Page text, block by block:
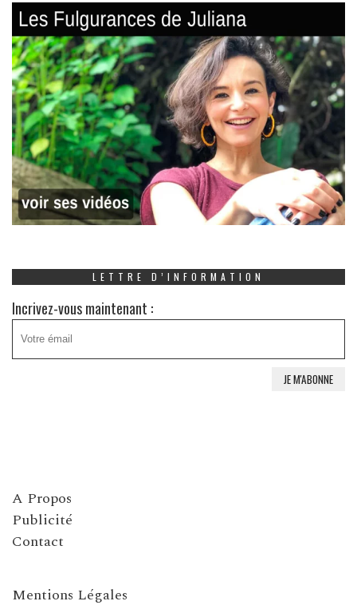
LETTRE D’INFORMATION
Incrivez-vous maintenant :
A Propos
Publicité
Contact
Mentions Légales